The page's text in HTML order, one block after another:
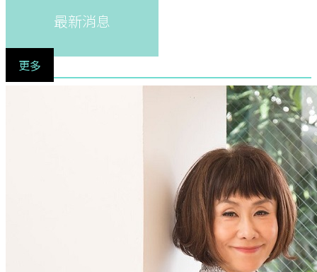
最新消息
更多